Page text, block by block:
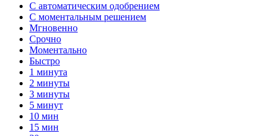
С автоматическим одобрением
С моментальным решением
Мгновенно
Срочно
Моментально
Быстро
1 минута
2 минуты
3 минуты
5 минут
10 мин
15 мин